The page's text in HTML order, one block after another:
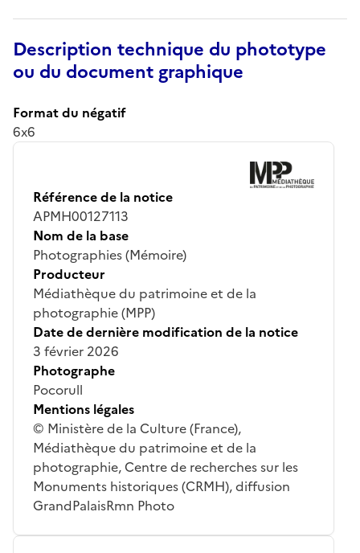
Description technique du phototype
ou du document graphique
Format du négatif
6x6
Référence de la notice
APMH00127113
Nom de la base
Photographies (Mémoire)
Producteur
Médiathèque du patrimoine et de la
photographie (MPP)
Date de dernière modification de la notice
3 février 2026
Photographe
Pocorull
Mentions légales
© Ministère de la Culture (France),
Médiathèque du patrimoine et de la
photographie, Centre de recherches sur les
Monuments historiques (CRMH), diffusion
GrandPalaisRmn Photo